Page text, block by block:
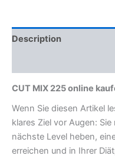
Description
CUT MIX 225 online
Wenn Sie diesen Artikel
klares Ziel vor Augen:
nächste Level heben,
erreichen und in Ihrer